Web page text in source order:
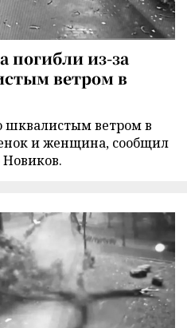
погибли из-за
ветром в
шквалистым ветром в
и женщина, сообщил
Новиков.